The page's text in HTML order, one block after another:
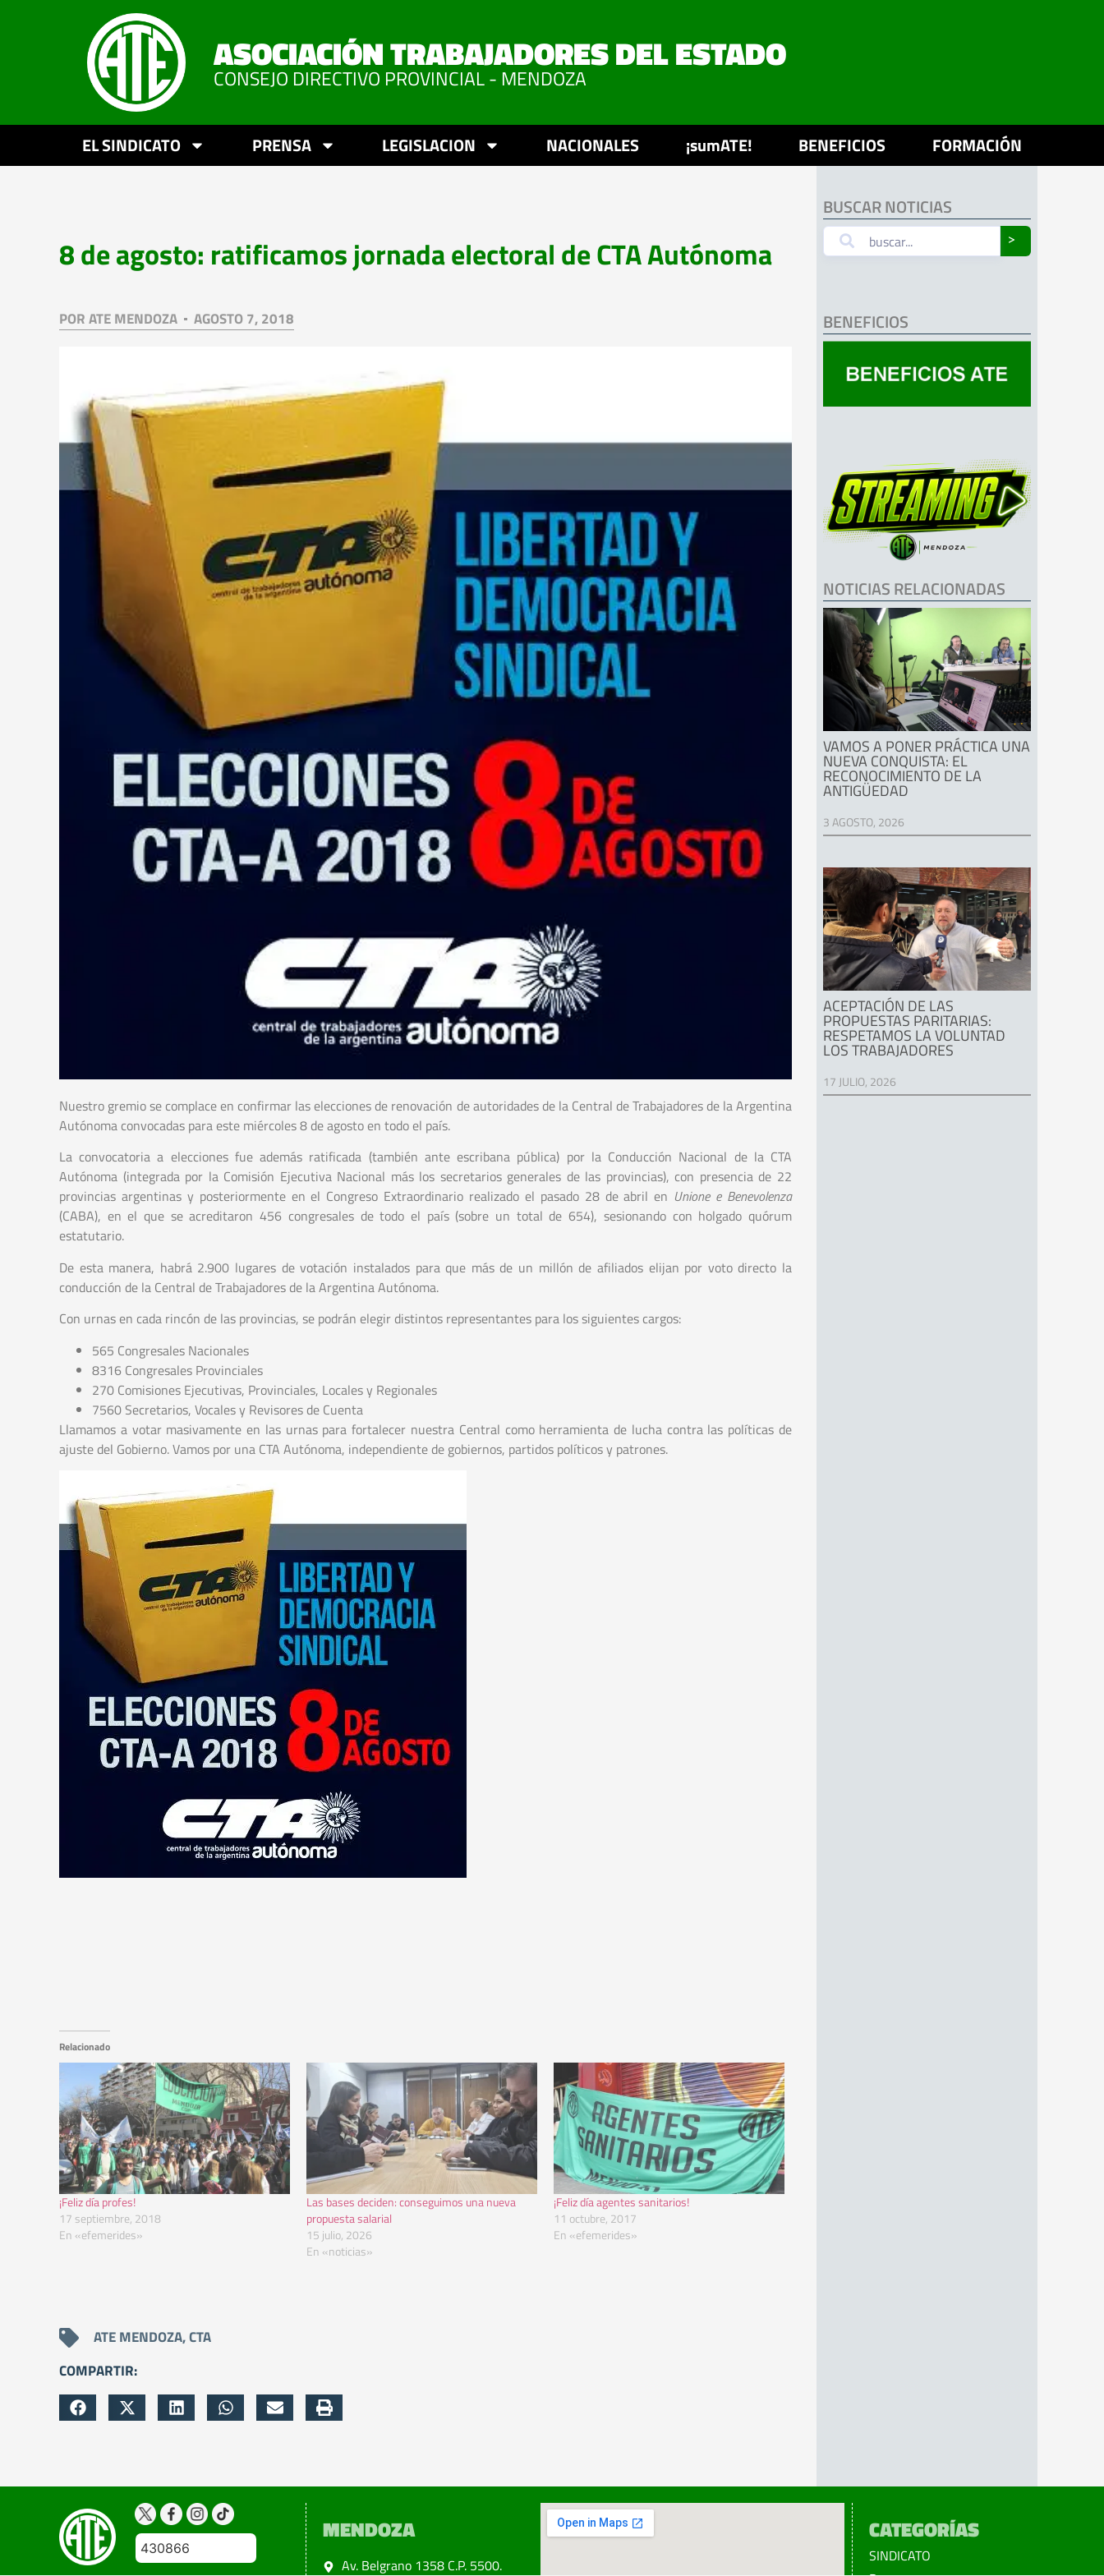
ASOCIACIÓN TRABAJADORES DEL ESTADO
CONSEJO DIRECTIVO PROVINCIAL - MENDOZA
EL SINDICATO PRENSA LEGISLACION NACIONALES ¡sumATE! BENEFICIOS FORMACIÓN
8 de agosto: ratificamos jornada electoral de CTA Autónoma
PORATE MENDOZA AGOSTO 7, 2018
Nuestro gremio se complace en confirmar las elecciones de renovación de autoridades de la Central de Trabajadores de la Argentina
Autónoma convocadas para este miércoles 8 de agosto en todo el país.
La convocatoria a elecciones fue además ratificada (también ante escribana pública) por la Conducción Nacional de la CTA
Autónoma (integrada por la Comisión Ejecutiva Nacional más los secretarios generales de las provincias), con presencia de 22
provincias argentinas y posteriormente en el Congreso Extraordinario realizado el pasado 28 de abril en Unione e Benevolenza
(CABA), en el que se acreditaron 456 congresales de todo el país (sobre un total de 654), sesionando con holgado quórum
estatutario.
De esta manera, habrá 2.900 lugares de votación instalados para que más de un millón de afiliados elijan por voto directo la
conducción de la Central de Trabajadores de la Argentina Autónoma.
Con urnas en cada rincón de las provincias, se podrán elegir distintos representantes para los siguientes cargos:
565 Congresales Nacionales
8316 Congresales Provinciales
270 Comisiones Ejecutivas, Provinciales, Locales y Regionales
7560 Secretarios, Vocales y Revisores de Cuenta
Llamamos a votar masivamente en las urnas para fortalecer nuestra Central como herramienta de lucha contra las políticas de
ajuste del Gobierno. Vamos por una CTA Autónoma, independiente de gobiernos, partidos políticos y patrones.
Relacionado
¡Feliz día profes!
17 septiembre, 2018
En «efemerides»
Las bases deciden: conseguimos una nueva
propuesta salarial
15 julio, 2026
En «noticias»
¡Feliz día agentes sanitarios!
11 octubre, 2017
En «efemerides»
ATE MENDOZA,CTA
COMPARTIR:
BUSCAR NOTICIAS
˃
BENEFICIOS
NOTICIAS RELACIONADAS
VAMOS A PONER PRÁCTICA UNA
NUEVA CONQUISTA: EL
RECONOCIMIENTO DE LA
ANTIGÜEDAD
3 AGOSTO, 2026
ACEPTACIÓN DE LAS
PROPUESTAS PARITARIAS:
RESPETAMOS LA VOLUNTAD
LOS TRABAJADORES
17 JULIO, 2026
430866
MENDOZA
Av. Belgrano 1358 C.P. 5500.
CATEGORÍAS
SINDICATO